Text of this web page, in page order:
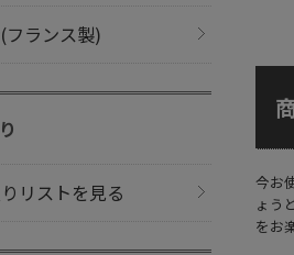
今お
ょう
をお
フランス製)
リストを見る